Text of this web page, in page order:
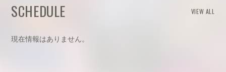
SCHEDULE VIEW ALL
現在情報はありません。